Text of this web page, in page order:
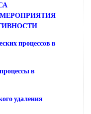
процессов в
в
удаления